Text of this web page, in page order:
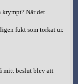
krympt? När det
fukt som torkat ur.
mitt beslut blev att